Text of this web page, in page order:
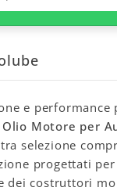
e
Olio Motore per
selezione
progettati
dei costruttori